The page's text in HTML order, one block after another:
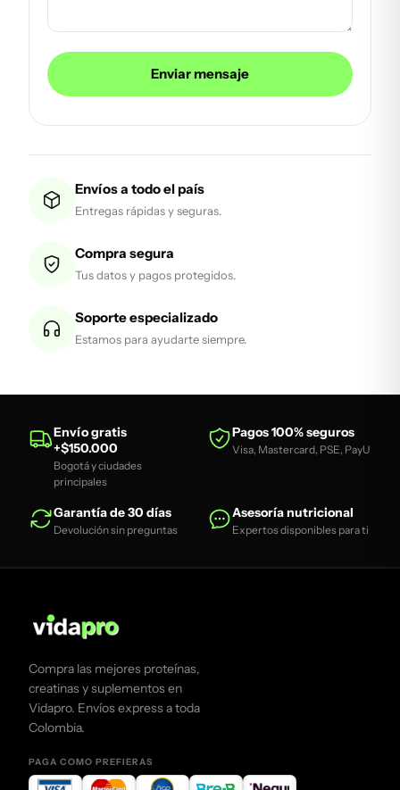
Enviar mensaje
Envíos a todo el país
Entregas rápidas y seguras.
Compra segura
Tus datos y pagos protegidos.
Soporte especializado
Estamos para ayudarte siempre.
Envío gratis
+$150.000
Bogotá y ciudades
principales
Pagos 100% seguros
Visa, Mastercard, PSE, PayU
Garantía de 30 días
Devolución sin preguntas
Asesoría nutricional
Expertos disponibles para ti
Compra las mejores proteínas,
creatinas y suplementos en
Vidapro. Envíos express a toda
Colombia.
PAGA COMO PREFIERAS